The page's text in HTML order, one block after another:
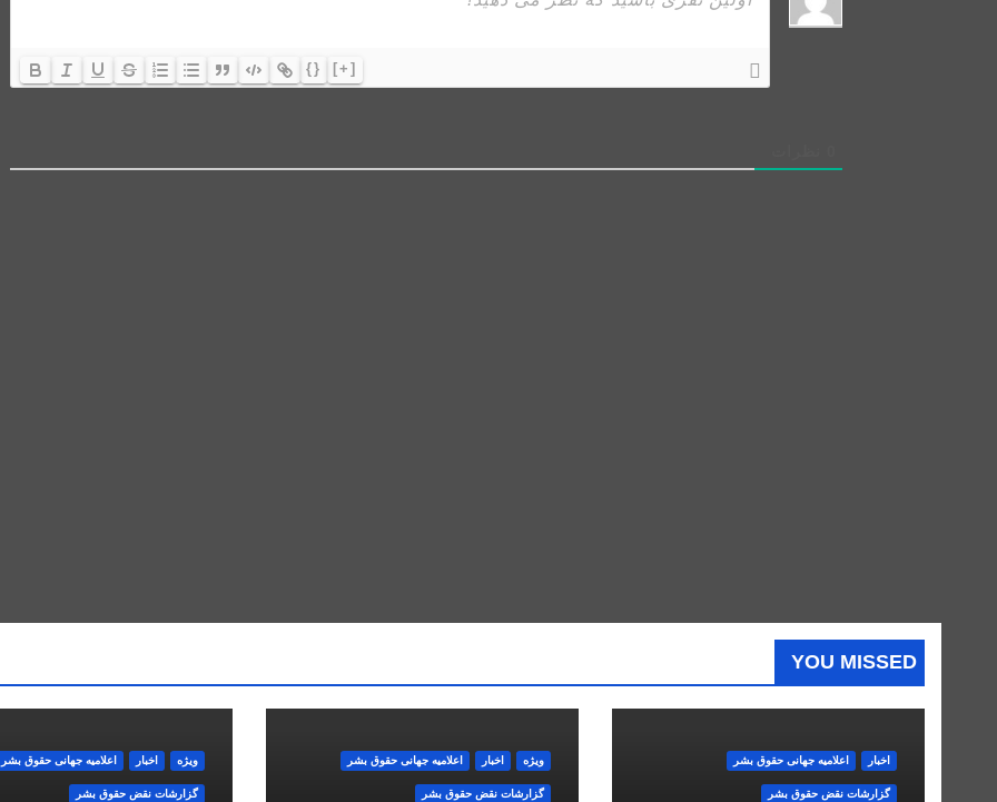
{} [+]
YOU MISSED
اخبار اعلاميه جهانی حقوق بشر
گزارشات نقض حقوق بشر
ویژه اخبار اعلاميه جهانی حقوق بشر
گزارشات نقض حقوق بشر
ویژه اخبار اعلاميه جهانی حقوق بشر
گزارشات نقض حقوق بشر